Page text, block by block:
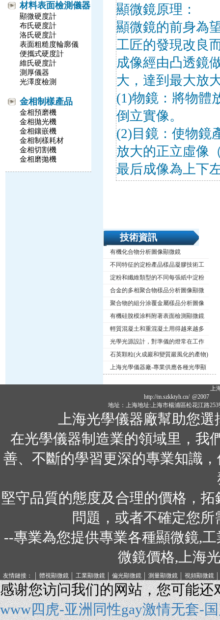
材料表面檢測儀器
顯微硬度計
布氏硬度計
洛氏硬度計
表面粗糙度輪廓儀
便攜式硬度計
維氏硬度計
測厚儀器
光澤度檢測
金相制樣產品
金相預磨機
金相拋光機
金相鑲嵌機
金相制樣耗材
金相切割機
金相磨拋機
顯微鏡原理：
顯微鏡的前身為
工匠的發現改良而
成像經由凸透鏡
大，達到最大放
(1)物鏡：將物體
倒立實像。
(2)目鏡：使物鏡
放大的正立虛像
最后成像為上下
技術資訊
有機化合物分析圖像顯微鏡
不同特征的淀粉產品樣品凝膠技術工
藝
淀粉和纖維類型的不同每張紙中淀粉
含量為1％～2％
合金的多相聚合物樣品分析圖像顯微
鏡
聚合物的組分涂覆金屬樣品分析圖像
顯微鏡
有機硅脫模涂料附著表面檢測顯微鏡
輕質混凝土和重混凝土用得越來越多
了
光學光源設計，對準儀的燈常在工作
時用電扇冷卻
石英顆粒(火成巖和變質巖風化的產物)
非常堅硬
上海光學儀器廠-專業供應各種光學顯
上
http://m.szkktyh.cn/ @2007
地址：上海地址:上海市楊浦區松花江路
上海光學儀器廠幫助您
在光學儀器制造業的領域里，我
善、不斷的學習更深的專業知識
堅守品質的態度及合理的價格
問題，或者不確定
--專業為您提供專業各種顯微鏡,
微鏡價格,上海光
友情鏈接： 體視顯微鏡 工業顯微鏡 偏光顯微鏡 測量顯微鏡 視頻顯微鏡
感谢您访问我们的网站，您可能还
www四虎-亚洲同性gay激情无套-